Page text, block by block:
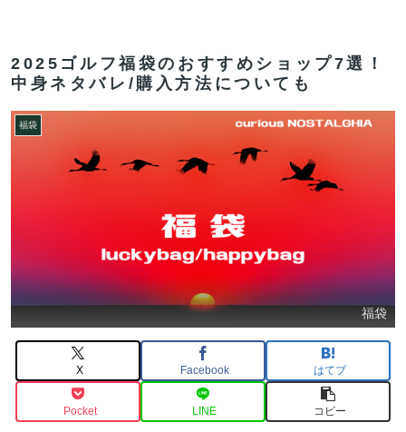
2025ゴルフ福袋のおすすめショップ7選！
中身ネタバレ/購入方法についても
福袋
福袋
X Facebook はてブ
Pocket LINE コピー